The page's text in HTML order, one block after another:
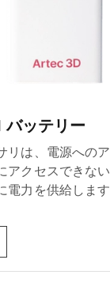
ッテリー
リは、電源への
アクセスできな
電力を供給します